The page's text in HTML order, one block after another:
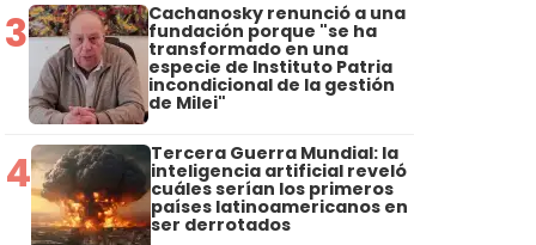
3 Cachanosky renunció a una
fundación porque "se ha
transformado en una
especie de Instituto Patria
incondicional de la gestión
de Milei"
4 Tercera Guerra Mundial: la
inteligencia artificial reveló
cuáles serían los primeros
países latinoamericanos en
ser derrotados